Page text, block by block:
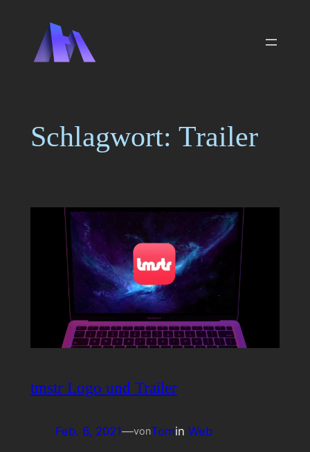
springen
Schlagwort: Trailer
tmstr Logo und Trailer
Feb. 6, 2021—vonTomin Web